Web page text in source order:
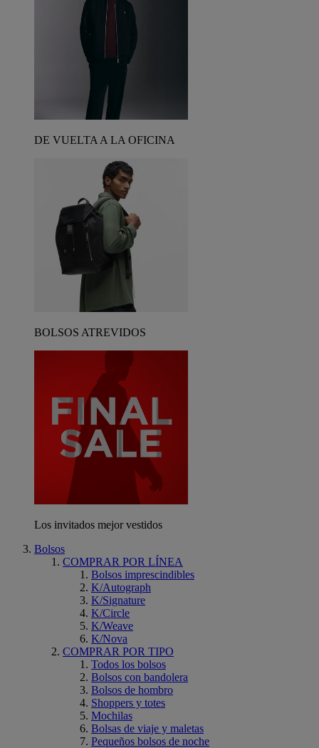
DE VUELTA A LA OFICINA
BOLSOS ATREVIDOS
Los invitados mejor vestidos
Bolsos
COMPRAR POR LÍNEA
Bolsos imprescindibles
K/Autograph
K/Signature
K/Circle
K/Weave
K/Nova
COMPRAR POR TIPO
Todos los bolsos
Bolsos con bandolera
Bolsos de hombro
Shoppers y totes
Mochilas
Bolsas de viaje y maletas
Pequeños bolsos de noche